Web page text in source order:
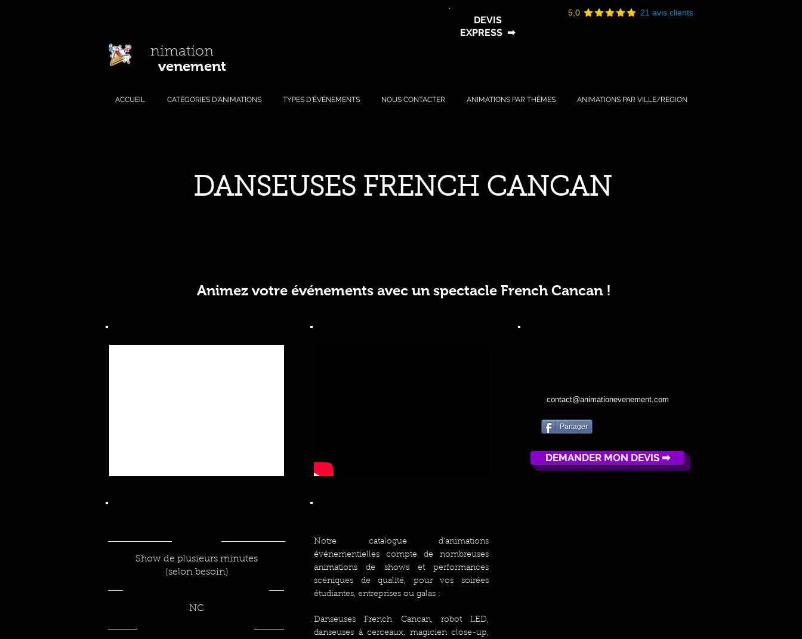
5,0 21 avis clients
nimation
venement
DEVIS
EXPRESS ➡
ACCUEIL CATÉGORIES D'ANIMATIONS TYPES D'ÉVÉNEMENTS NOUS CONTACTER ANIMATIONS PAR THÈMES ANIMATIONS PAR VILLE/REGION
DANSEUSES FRENCH CANCAN
Animez votre événements avec un spectacle French Cancan !
Show de plusieurs minutes
(selon besoin)
NC
Notre catalogue d'animations
événementielles compte de nombreuses
animations de shows et performances
scéniques de qualité, pour vos soirées
étudiantes, entreprises ou galas :
Danseuses French Cancan, robot LED,
danseuses à cerceaux, magicien close-up,
contact@animationevenement.com
Partager
DEMANDER MON DEVIS ➡